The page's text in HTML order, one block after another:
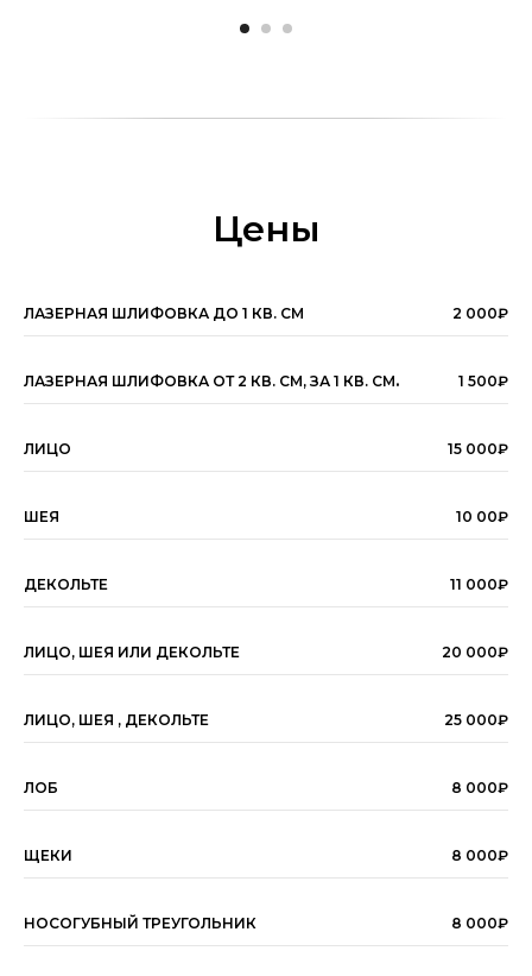
Цены
ЛАЗЕРНАЯ ШЛИФОВКА ДО 1 КВ. СМ 2 000₽
ЛАЗЕРНАЯ ШЛИФОВКА ОТ 2 КВ. СМ, ЗА 1 КВ. СМ. 1 500₽
ЛИЦО 15 000₽
ШЕЯ 10 00₽
ДЕКОЛЬТЕ 11 000₽
ЛИЦО, ШЕЯ ИЛИ ДЕКОЛЬТЕ 20 000₽
ЛИЦО, ШЕЯ , ДЕКОЛЬТЕ 25 000₽
ЛОБ 8 000₽
ЩЕКИ 8 000₽
НОСОГУБНЫЙ ТРЕУГОЛЬНИК 8 000₽